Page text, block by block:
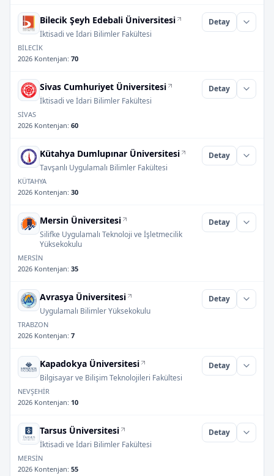
Bilecik Şeyh Edebali Üniversitesi
İktisadi ve İdari Bilimler Fakültesi
Detay
BİLECİK
2026 Kontenjan: 70
Sivas Cumhuriyet Üniversitesi
İktisadi ve İdari Bilimler Fakültesi
Detay
SİVAS
2026 Kontenjan: 60
Kütahya Dumlupınar Üniversitesi
Tavşanlı Uygulamalı Bilimler Fakültesi
Detay
KÜTAHYA
2026 Kontenjan: 30
Mersin Üniversitesi
Silifke Uygulamalı Teknoloji ve İşletmecilik
Yüksekokulu
Detay
MERSİN
2026 Kontenjan: 35
Avrasya Üniversitesi
Uygulamalı Bilimler Yüksekokulu
Detay
TRABZON
2026 Kontenjan: 7
Kapadokya Üniversitesi
Bilgisayar ve Bilişim Teknolojileri Fakültesi
Detay
NEVŞEHİR
2026 Kontenjan: 10
Tarsus Üniversitesi
İktisadi ve İdari Bilimler Fakültesi
Detay
MERSİN
2026 Kontenjan: 55